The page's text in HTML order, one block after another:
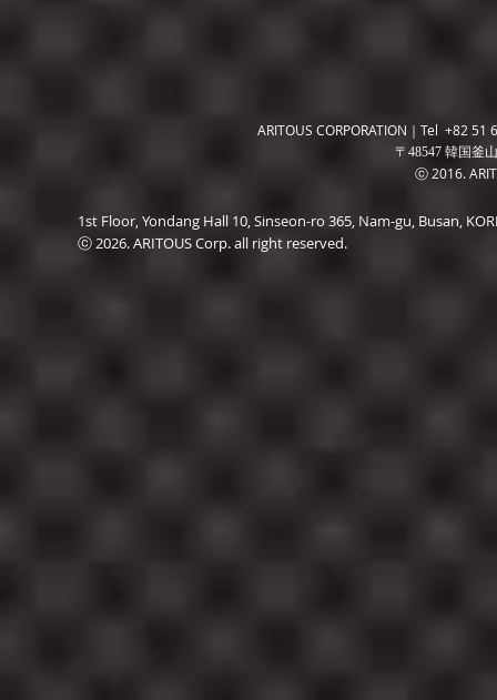
ARITOUS CORPORATION｜Tel +82
〒48547 韓国釜
ⓒ 2016.
1st Floor, Yondang Hall 10, Sinseon-ro 365, Nam-gu, Busan,
ⓒ 2026. ARITOUS Corp. all right reserved.